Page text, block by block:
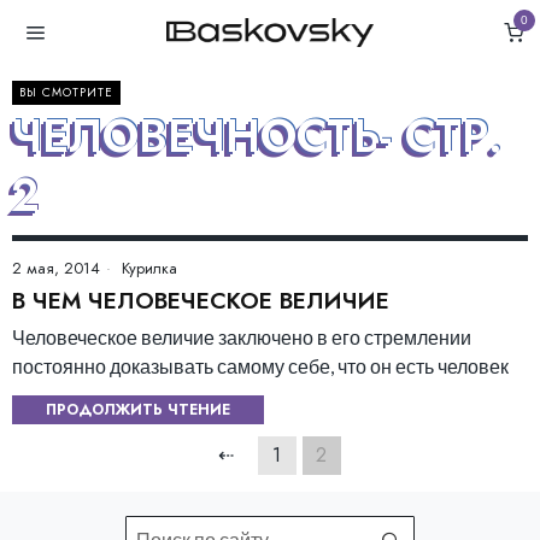
0
ВЫ СМОТРИТЕ
ЧЕЛОВЕЧНОСТЬ- СТР.
2
2 мая, 2014 Курилка
В ЧЕМ ЧЕЛОВЕЧЕСКОЕ ВЕЛИЧИЕ
Человеческое величие заключено в его стремлении
постоянно доказывать самому себе, что он есть человек
ПРОДОЛЖИТЬ ЧТЕНИЕ
⇠ 1 2